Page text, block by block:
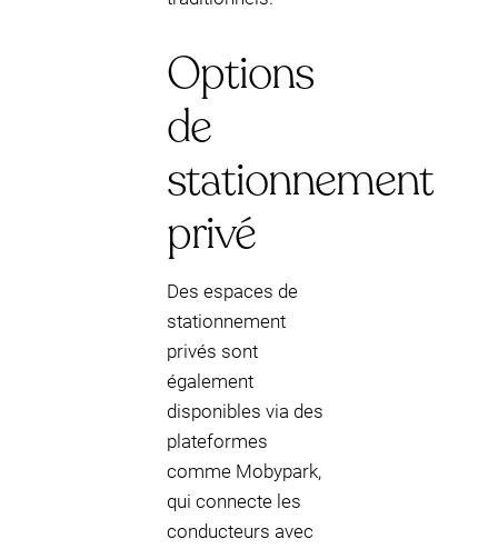
Options
de
stationnement
privé
Des espaces de
stationnement
privés sont
également
disponibles via des
plateformes
comme Mobypark,
qui connecte les
conducteurs avec